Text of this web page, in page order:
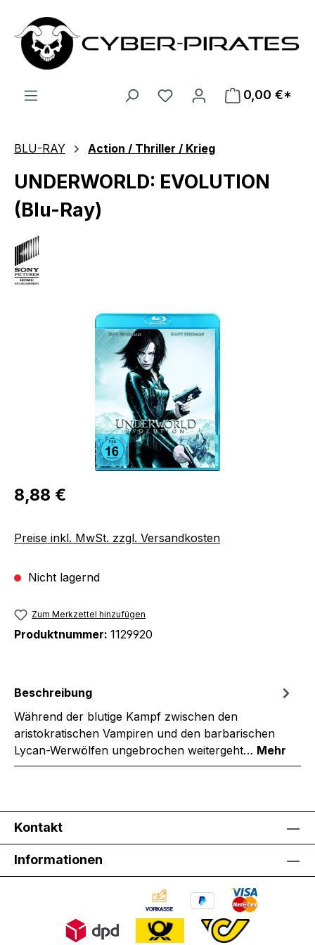
Zum Hauptinhalt springen
0,00 €*
BLU-RAY Action / Thriller / Krieg
UNDERWORLD: EVOLUTION
(Blu-Ray)
Bildergalerie überspringen
Regulärer Preis:
8,88 €
Preise inkl. MwSt. zzgl. Versandkosten
Nicht lagernd
Zum Merkzettel hinzufügen
Produktnummer: 1129920
Beschreibung
Während der blutige Kampf zwischen den
aristokratischen Vampiren und den barbarischen
Lycan-Werwölfen ungebrochen weitergeht… Mehr
Kontakt
Informationen